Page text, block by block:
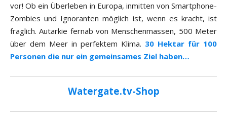
vor! Ob ein Überleben in Europa, inmitten von Smartphone-
Zombies und Ignoranten möglich ist, wenn es kracht, ist
fraglich. Autarkie fernab von Menschenmassen, 500 Meter
über dem Meer in perfektem Klima. 30 Hektar für 100
Personen die nur ein gemeinsames Ziel haben…
Watergate.tv-Shop